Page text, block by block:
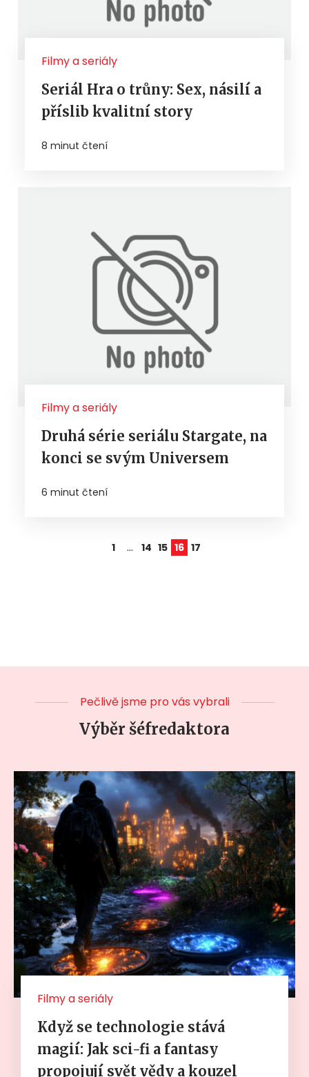
Filmy a seriály
Seriál Hra o trůny: Sex, násilí a
příslib kvalitní story
8 minut čtení
Filmy a seriály
Druhá série seriálu Stargate, na
konci se svým Universem
6 minut čtení
1 … 14 15 16 17
Pečlivě jsme pro vás vybrali
Výběr šéfredaktora
Filmy a seriály
Když se technologie stává
magií: Jak sci-fi a fantasy
propojují svět vědy a kouzel